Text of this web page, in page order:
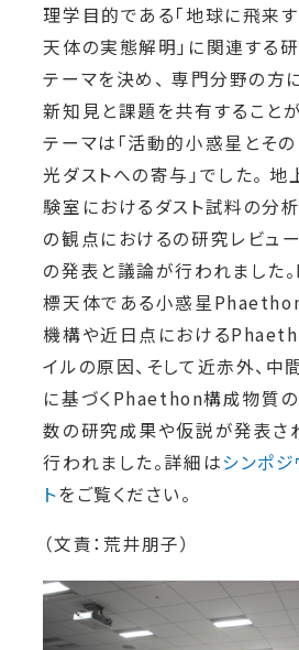
理学目的である「地球に飛来
天体の実態解明」に関連する
テーマを決め、 専門分野の方
新知見と課題を共有すること
テーマは「活動的小惑星とそ
光ダストへの寄与」でした。
験室におけるダスト試料の分
の観点におけるの研究レビュ
の発表と議論が行われました
標天体である小惑星
機構や近日点における
イルの原因、そして近赤外、中
に基づくPhaethon構成物質の
数の研究成果や仮説が発表さ
行われました。詳細はシンポジ
トをご覧ください。
（文責：荒井朋子）